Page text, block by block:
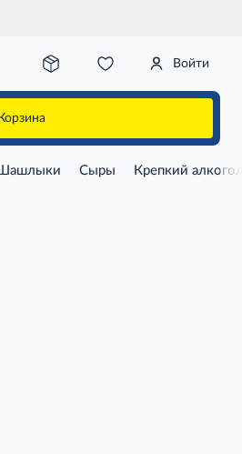
Войти
Корзина
Сыры Крепкий